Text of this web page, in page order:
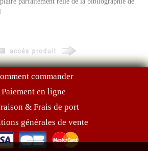
commander
Paiement en ligne
& Frais de port
générales de vente